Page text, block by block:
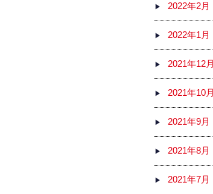
2022年2月
2022年1月
2021年12月
2021年10月
2021年9月
2021年8月
2021年7月